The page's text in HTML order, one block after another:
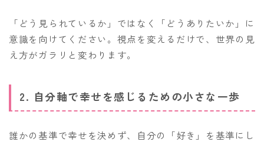
「どう見られているか」ではなく「どうありたいか」に
意識を向けてください。視点を変えるだけで、世界の見
え方がガラリと変わります。
2. 自分軸で幸せを感じるための小さな一歩
誰かの基準で幸せを決めず、自分の「好き」を基準にし